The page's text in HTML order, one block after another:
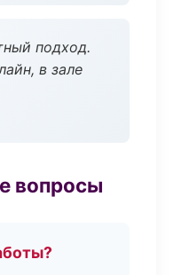
подход.
в зале
вопросы